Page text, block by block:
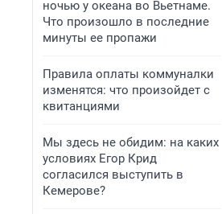
ночью у океана во Вьетнаме.
Что произошло в последние
минуты ее пропажи
Правила оплаты коммуналки
изменятся: что произойдет с
квитанциями
Мы здесь не обидим: на каких
условиях Егор Крид
согласился выступить в
Кемерове?